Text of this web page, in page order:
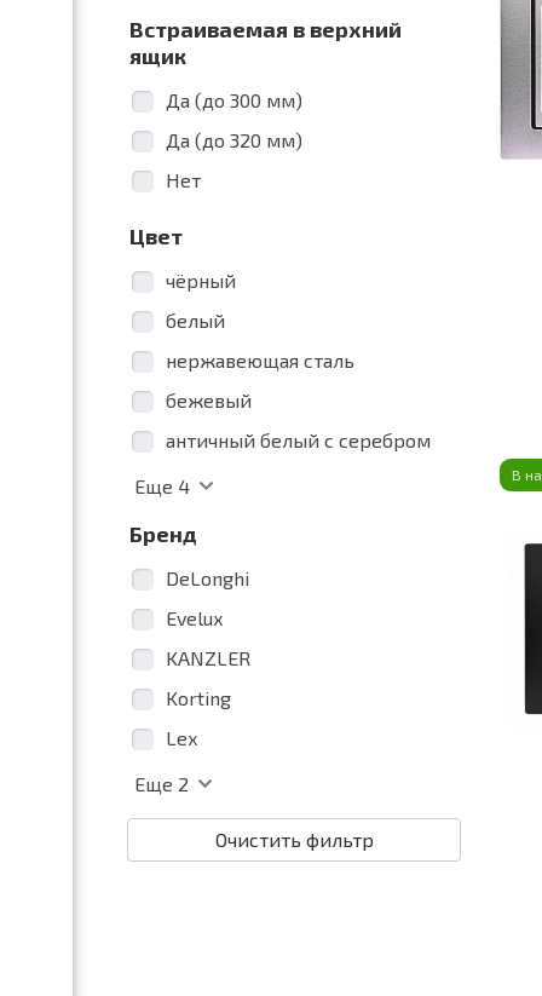
Встраиваемая в верхний
ящик
Да (до 300 мм)
Да (до 320 мм)
Нет
Цвет
чёрный
белый
нержавеющая сталь
бежевый
античный белый с серебром
Еще 4
Бренд
DeLonghi
Evelux
KANZLER
Korting
Lex
Еще 2
Очистить фильтр
В